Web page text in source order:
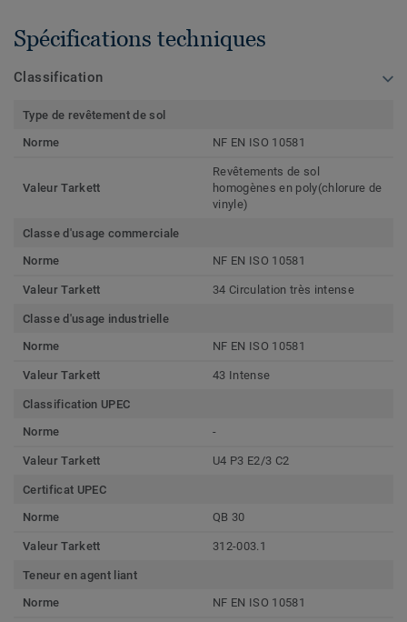
Spécifications techniques
Classification
Type de revêtement de sol
Norme
NF EN ISO 10581
Valeur Tarkett
Revêtements de sol
homogènes en poly(chlorure de
vinyle)
Classe d'usage commerciale
Norme
NF EN ISO 10581
Valeur Tarkett 34 Circulation très intense
Classe d'usage industrielle
Norme
NF EN ISO 10581
Valeur Tarkett 43 Intense
Classification UPEC
Norme
-
Valeur Tarkett U4 P3 E2/3 C2
Certificat UPEC
Norme
QB 30
Valeur Tarkett 312-003.1
Teneur en agent liant
Norme
NF EN ISO 10581